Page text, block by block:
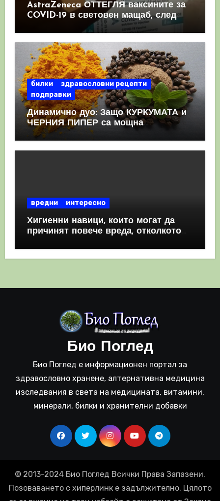
AstraZeneca ОТТЕГЛЯ ваксините за
COVID-19 в световен мащаб, след
като призна, че те причиняват
билки
здравословни рецепти
подправки
Динамично дуо: Защо КУРКУМАТА и
ЧЕРНИЯ ПИПЕР са мощна
комбинация
вредни интересно
Хигиенни навици, които могат да
причинят повече вреда, отколкото
Био Поглед
Био Поглед е информационен портал за
здравословно хранене, алтернативна медицина
изследвания в света на медицината, витамини,
минерали, билки и хранителни добавки
© 2013-2024 Био Поглед Всички Права Запазени.
Позоваването с хиперлинк е задължително. Цялото